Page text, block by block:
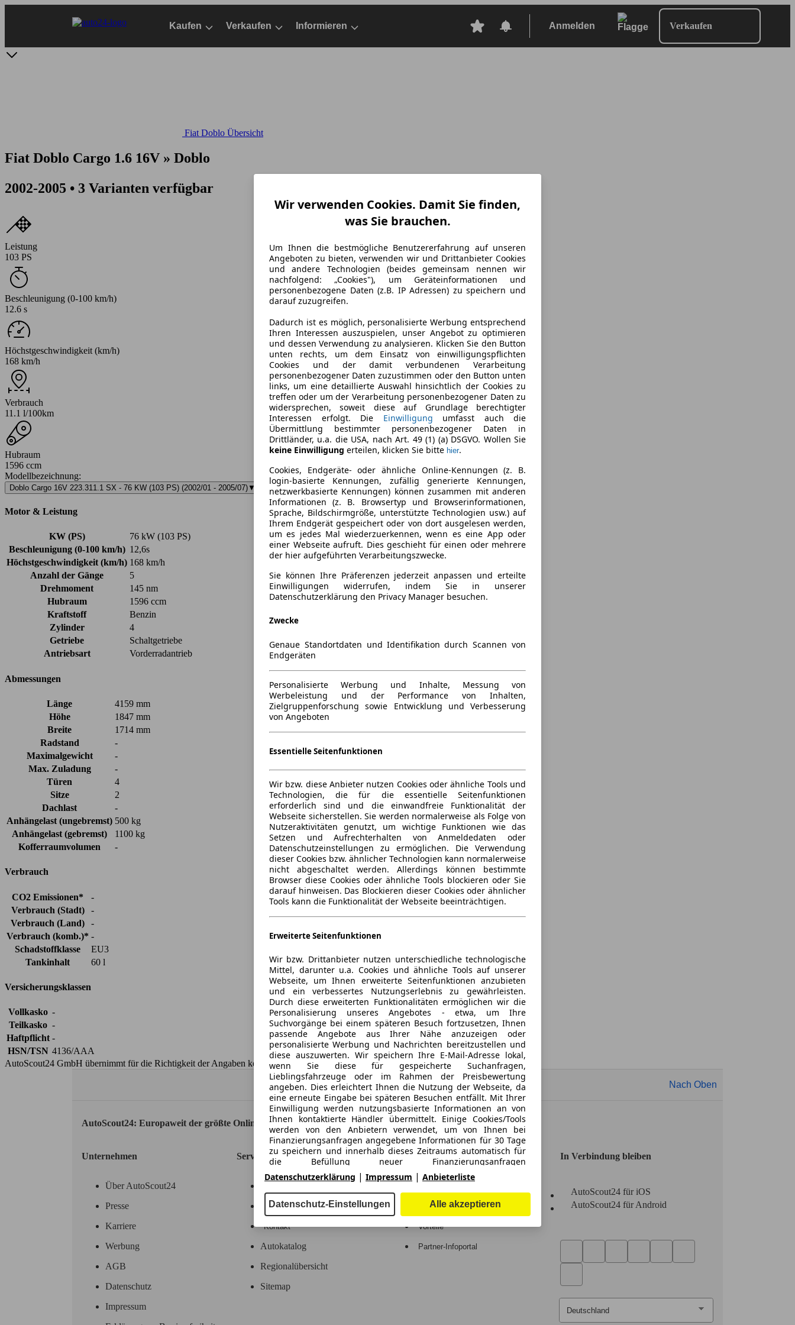
Kaufen Verkaufen Informieren Anmelden Verkaufen
Fiat Doblo Übersicht
Fiat Doblo Cargo 1.6 16V » Doblo
2002-2005 • 3 Varianten verfügbar
Leistung
103 PS
Beschleunigung (0-100 km/h)
12.6 s
Höchstgeschwindigkeit (km/h)
168 km/h
Verbrauch
11.1 l/100km
Hubraum
1596 ccm
Modellbezeichnung:
Doblo Cargo 16V 223.311.1 SX - 76 KW (103 PS) (2002/01 - 2005/07)▼
Motor & Leistung
KW (PS)
76 kW (103 PS)
Beschleunigung (0-100 km/h) 12,6s
Höchstgeschwindigkeit (km/h) 168 km/h
Anzahl der Gänge
5
Drehmoment
145 nm
Hubraum
1596 ccm
Kraftstoff
Benzin
Zylinder
4
Getriebe
Schaltgetriebe
Antriebsart
Vorderradantrieb
Abmessungen
Länge
4159 mm
Höhe
1847 mm
Breite
1714 mm
Radstand
-
Maximalgewicht
-
Max. Zuladung
-
Türen
4
Sitze
2
Dachlast
-
Anhängelast (ungebremst) 500 kg
Anhängelast (gebremst)
1100 kg
Kofferraumvolumen
-
Verbrauch
CO2 Emissionen*
-
Verbrauch (Stadt)
-
Verbrauch (Land)
-
Verbrauch (komb.)* -
Schadstoffklasse
EU3
Tankinhalt
60 l
Versicherungsklassen
Vollkasko -
Teilkasko -
Haftpflicht -
HSN/TSN 4136/AAA
AutoScout24 GmbH übernimmt für die Richtigkeit der Angaben keine Gewähr.
Nach Oben
AutoScout24: Europaweit der größte Online-Automarkt.
Unternehmen
Über AutoScout24
Presse
Karriere
Werbung
AGB
Datenschutz
Impressum
Service
Kodex
Kontakt
Autokatalog
Regionalübersicht
Sitemap
Händler
Registrieren
Vorteile
Partner-Infoportal
In Verbindung bleiben
AutoScout24 für iOS
AutoScout24 für Android
Wir verwenden Cookies. Damit Sie finden,
was Sie brauchen.
Um Ihnen die bestmögliche Benutzererfahrung auf unseren
Angeboten zu bieten, verwenden wir und Drittanbieter Cookies
und andere Technologien (beides gemeinsam nennen wir
nachfolgend: „Cookies"), um Geräteinformationen und
personenbezogene Daten (z.B. IP Adressen) zu speichern und
darauf zuzugreifen.
Dadurch ist es möglich, personalisierte Werbung entsprechend
Ihren Interessen auszuspielen, unser Angebot zu optimieren
und dessen Verwendung zu analysieren. Klicken Sie den Button
unten rechts, um dem Einsatz von einwilligungspflichten
Cookies und der damit verbundenen Verarbeitung
personenbezogener Daten zuzustimmen oder den Button unten
links, um eine detaillierte Auswahl hinsichtlich der Cookies zu
treffen oder um der Verarbeitung personenbezogener Daten zu
widersprechen, soweit diese auf Grundlage berechtigter
Interessen erfolgt. Die Einwilligung umfasst auch die
Übermittlung bestimmter personenbezogener Daten in
Drittländer, u.a. die USA, nach Art. 49 (1) (a) DSGVO. Wollen Sie
keine Einwilligung erteilen, klicken Sie bitte hier.
Cookies, Endgeräte- oder ähnliche Online-Kennungen (z. B.
login-basierte Kennungen, zufällig generierte Kennungen,
netzwerkbasierte Kennungen) können zusammen mit anderen
Informationen (z. B. Browsertyp und Browserinformationen,
Sprache, Bildschirmgröße, unterstützte Technologien usw.) auf
Ihrem Endgerät gespeichert oder von dort ausgelesen werden,
um es jedes Mal wiederzuerkennen, wenn es eine App oder
einer Webseite aufruft. Dies geschieht für einen oder mehrere
der hier aufgeführten Verarbeitungszwecke.
Sie können Ihre Präferenzen jederzeit anpassen und erteilte
Einwilligungen widerrufen, indem Sie in unserer
Datenschutzerklärung den Privacy Manager besuchen.
Zwecke
Genaue Standortdaten und Identifikation durch Scannen von
Endgeräten
Personalisierte Werbung und Inhalte, Messung von
Werbeleistung und der Performance von Inhalten,
Zielgruppenforschung sowie Entwicklung und Verbesserung
von Angeboten
Essentielle Seitenfunktionen
Wir bzw. diese Anbieter nutzen Cookies oder ähnliche Tools und
Technologien, die für die essentielle Seitenfunktionen
erforderlich sind und die einwandfreie Funktionalität der
Webseite sicherstellen. Sie werden normalerweise als Folge von
Nutzeraktivitäten genutzt, um wichtige Funktionen wie das
Setzen und Aufrechterhalten von Anmeldedaten oder
Datenschutzeinstellungen zu ermöglichen. Die Verwendung
dieser Cookies bzw. ähnlicher Technologien kann normalerweise
nicht abgeschaltet werden. Allerdings können bestimmte
Browser diese Cookies oder ähnliche Tools blockieren oder Sie
darauf hinweisen. Das Blockieren dieser Cookies oder ähnlicher
Tools kann die Funktionalität der Webseite beeinträchtigen.
Erweiterte Seitenfunktionen
Wir bzw. Drittanbieter nutzen unterschiedliche technologische
Mittel, darunter u.a. Cookies und ähnliche Tools auf unserer
Webseite, um Ihnen erweiterte Seitenfunktionen anzubieten
und ein verbessertes Nutzungserlebnis zu gewährleisten.
Durch diese erweiterten Funktionalitäten ermöglichen wir die
Personalisierung unseres Angebotes - etwa, um Ihre
Suchvorgänge bei einem späteren Besuch fortzusetzen, Ihnen
passende Angebote aus Ihrer Nähe anzuzeigen oder
personalisierte Werbung und Nachrichten bereitzustellen und
diese auszuwerten. Wir speichern Ihre E-Mail-Adresse lokal,
wenn Sie diese für gespeicherte Suchanfragen,
Lieblingsfahrzeuge oder im Rahmen der Preisbewertung
angeben. Dies erleichtert Ihnen die Nutzung der Webseite, da
eine erneute Eingabe bei späteren Besuchen entfällt. Mit Ihrer
Einwilligung werden nutzungsbasierte Informationen an von
Ihnen kontaktierte Händler übermittelt. Einige Cookies/Tools
werden von den Anbietern verwendet, um von Ihnen bei
Finanzierungsanfragen angegebene Informationen für 30 Tage
zu speichern und innerhalb dieses Zeitraums automatisch für
die Befüllung neuer Finanzierungsanfragen
wiederzuverwenden. Ohne die Verwendung solcher
Cookies/Tools können solche erweiterten Funktionen ganz oder
teilweise nicht genutzt werden.
Datenschutzerklärung | Impressum | Anbieterliste
Datenschutz-Einstellungen Alle akzeptieren